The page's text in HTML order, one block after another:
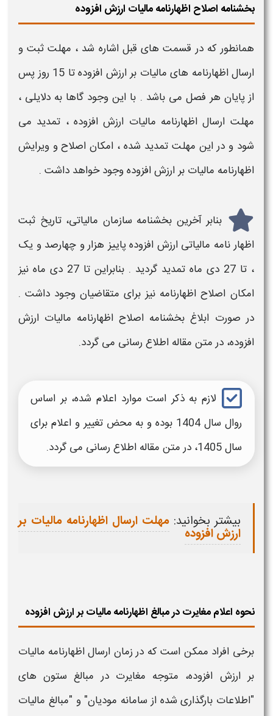
بخشنامه اصلاح اظهارنامه مالیات ارزش افزوده
همانطور که در قسمت های قبل اشاره شد ، مهلت ثبت و
ارسال اظهارنامه های مالیات بر ارزش افزوده
تا 15 روز پس
از پایان هر فصل می باشد . با این وجود گاها به دلایلی ،
مهلت ارسال اظهارنامه مالیات ارزش افزوده ، تمدید می
شود و در این مهلت تمدید شده ، امکان اصلاح و ویرایش
اظهارنامه مالیات بر ارزش افزودهوجود خواهد داشت .
بنابر آخرین بخشنامه سازمان مالیاتی، تاریخ ثبت
اظهار نامه مالیاتی ارزش افزوده پاییز هزار و چهارصد و یک
، تا 27 دی ماه تمدید گردید . بنابراین تا 27 دی ماه نیز
امکان اصلاح اظهارنامه نیز برای متقاضیان وجود داشت .
در صورت ابلاغ بخشنامه اصلاح اظهارنامه مالیات ارزش
افزوده، در متن مقاله اطلاع رسانی می گردد.
لازم به ذکر است موارد اعلام شده، بر اساس
روال سال 1404 بوده و به محض تغییر و اعلام برای
سال 1405، در متن مقاله اطلاع رسانی می گردد.
بیشتر بخوانید: مهلت ارسال اظهارنامه مالیات بر
ارزش افزوده
نحوه اعلام مغایرت در مبالغ اظهارنامه مالیات بر ارزش افزوده
برخی افراد ممکن است که در زمان ارسال اظهارنامه مالیات
بر ارزش افزوده، متوجه مغایرت در مبالغ ستون‌ های
"اطلاعات بارگذاری شده از سامانه مودیان" و "مبالغ مالیات